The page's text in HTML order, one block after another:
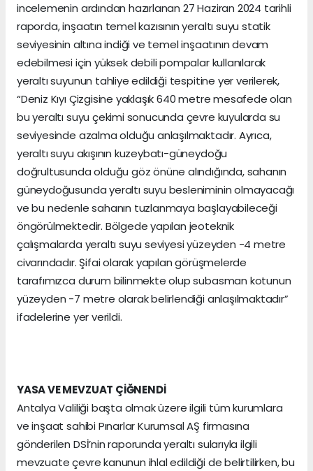
incelemenin ardından hazırlanan 27 Haziran 2024 tarihli
raporda, inşaatın temel kazısının yeraltı suyu statik
seviyesinin altına indiği ve temel inşaatının devam
edebilmesi için yüksek debili pompalar kullanılarak
yeraltı suyunun tahliye edildiği tespitine yer verilerek,
“Deniz Kıyı Çizgisine yaklaşık 640 metre mesafede olan
bu yeraltı suyu çekimi sonucunda çevre kuyularda su
seviyesinde azalma olduğu anlaşılmaktadır. Ayrıca,
yeraltı suyu akışının kuzeybatı-güneydoğu
doğrultusunda olduğu göz önüne alındığında, sahanın
güneydoğusunda yeraltı suyu besleniminin olmayacağı
ve bu nedenle sahanın tuzlanmaya başlayabileceği
öngörülmektedir. Bölgede yapılan jeoteknik
çalışmalarda yeraltı suyu seviyesi yüzeyden -4 metre
civarındadır. Şifai olarak yapılan görüşmelerde
tarafımızca durum bilinmekte olup subasman kotunun
yüzeyden -7 metre olarak belirlendiği anlaşılmaktadır”
ifadelerine yer verildi.
YASA VE MEVZUAT ÇİĞNENDİ
Antalya Valiliği başta olmak üzere ilgili tüm kurumlara
ve inşaat sahibi Pınarlar Kurumsal AŞ firmasına
gönderilen DSİ’nin raporunda yeraltı sularıyla ilgili
mevzuate çevre kanunun ihlal edildiği de belirtilirken, bu